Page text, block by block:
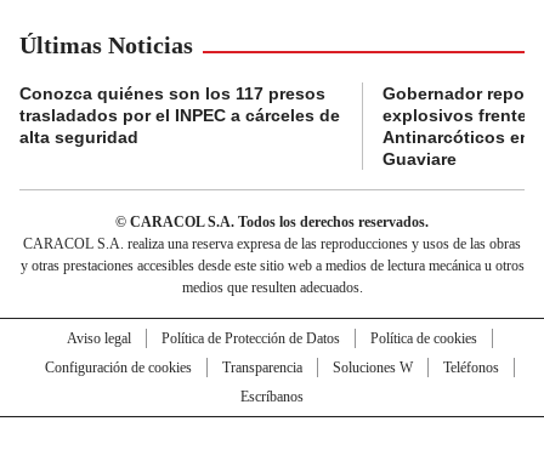
Últimas Noticias
Conozca quiénes son los 117 presos
trasladados por el INPEC a cárceles de
alta seguridad
Gobernador
explosivos frente a
Antinarcóticos en
Guaviare
© CARACOL S.A. Todos los derechos reservados.
CARACOL S.A. realiza una reserva expresa de las reproducciones y usos de las obras
y otras prestaciones accesibles desde este sitio web a medios de lectura mecánica u otros
medios que resulten adecuados.
Aviso legal Política de Protección de Datos
Política de cookies
Configuración de cookies
Transparencia Soluciones W
Teléfonos
Escríbanos